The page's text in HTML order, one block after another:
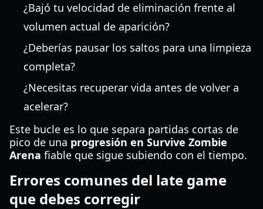
¿Bajó tu velocidad de eliminación frente al
volumen actual de aparición?
¿Deberías pausar los saltos para una limpieza
completa?
¿Necesitas recuperar vida antes de volver a
acelerar?
Este bucle es lo que separa partidas cortas de
pico de una progresión en Survive Zombie
Arena fiable que sigue subiendo con el tiempo.
Errores comunes del late game
que debes corregir